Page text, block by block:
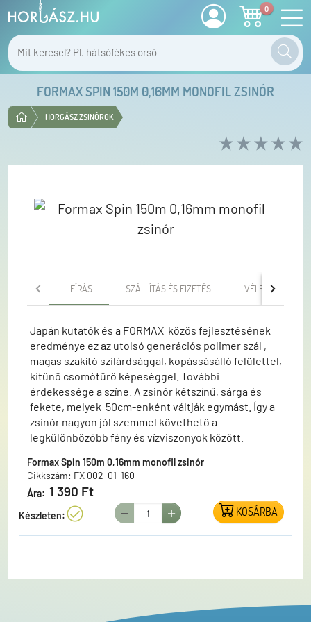
0
FORMAX SPIN 150M 0,16MM MONOFIL ZSINÓR
HORGÁSZ ZSINÓROK
LEÍRÁS SZÁLLÍTÁS ÉS FIZETÉS VÉLEMÉNYEK
Japán kutatók és a FORMAX közös fejlesztésének
eredménye ez az utolsó generációs polimer szál ,
magas szakító szilárdsággal, kopássásálló felülettel,
kitűnő csomótűrő képeséggel. További
érdekessége a színe. A zsinór kétszínű, sárga és
fekete, melyek 50cm-enként váltják egymást. Így a
zsinór nagyon jól szemmel követhető a
legkülönbözőbb fény és vízviszonyok között.
Formax Spin 150m 0,16mm monofil zsinór
Cikkszám: FX 002-01-160
Ára: 1 390 Ft
Készleten: KOSÁRBA